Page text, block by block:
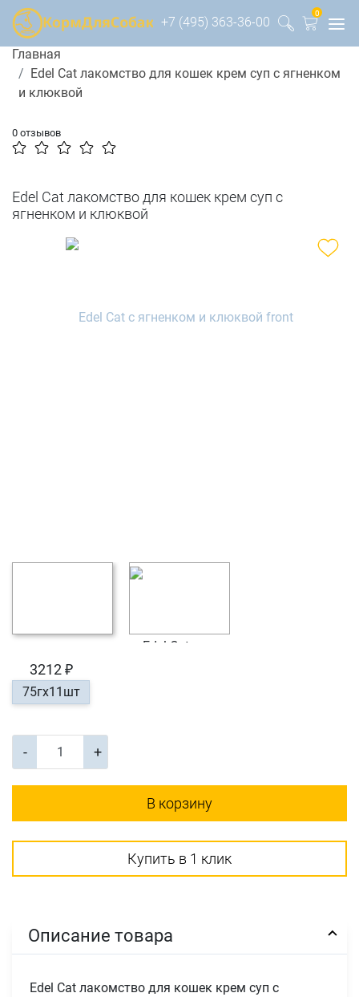
+7 (495) 363-36-00
0
Главная
Edel Cat лакомство для кошек крем суп с ягненком
и клюквой
0 отзывов
Edel Cat лакомство для кошек крем суп с
ягненком и клюквой
3212 ₽
75гх11шт
- +
В корзину
Купить в 1 клик
Описание товара
Edel Cat лакомство для кошек крем суп с